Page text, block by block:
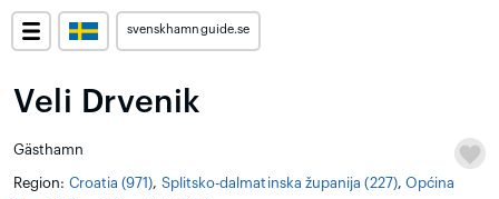
svenskhamnguide.se
Veli Drvenik
Gästhamn
Region: Croatia (971), Splitsko-dalmatinska županija (227), Općina